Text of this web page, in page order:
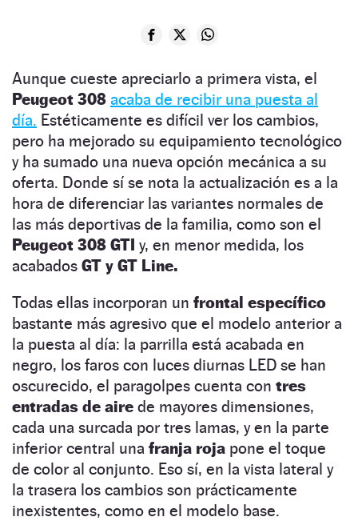
Aunque cueste apreciarlo a primera vista, el
Peugeot 308 acaba de recibir una puesta al
día. Estéticamente es difícil ver los cambios,
pero ha mejorado su equipamiento tecnológico
y ha sumado una nueva opción mecánica a su
oferta. Donde sí se nota la actualización es a la
hora de diferenciar las variantes normales de
las más deportivas de la familia, como son el
Peugeot 308 GTI y, en menor medida, los
acabados GT y GT Line.
Todas ellas incorporan un frontal específico
bastante más agresivo que el modelo anterior a
la puesta al día: la parrilla está acabada en
negro, los faros con luces diurnas LED se han
oscurecido, el paragolpes cuenta con tres
entradas de aire de mayores dimensiones,
cada una surcada por tres lamas, y en la parte
inferior central una franja roja pone el toque
de color al conjunto. Eso sí, en la vista lateral y
la trasera los cambios son prácticamente
inexistentes, como en el modelo base.